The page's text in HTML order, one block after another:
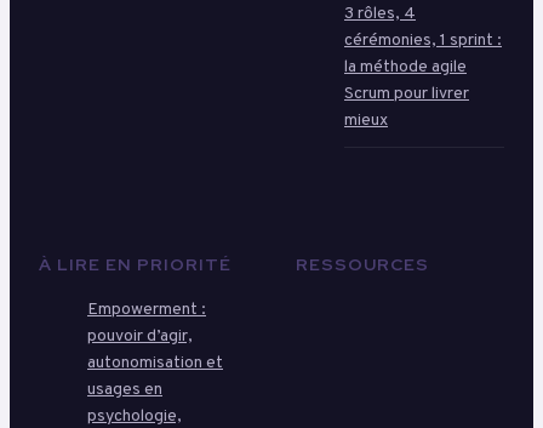
3 rôles, 4
cérémonies, 1 sprint :
la méthode agile
Scrum pour livrer
mieux
À LIRE EN PRIORITÉ
Empowerment :
pouvoir d’agir,
autonomisation et
usages en
psychologie,
RESSOURCES